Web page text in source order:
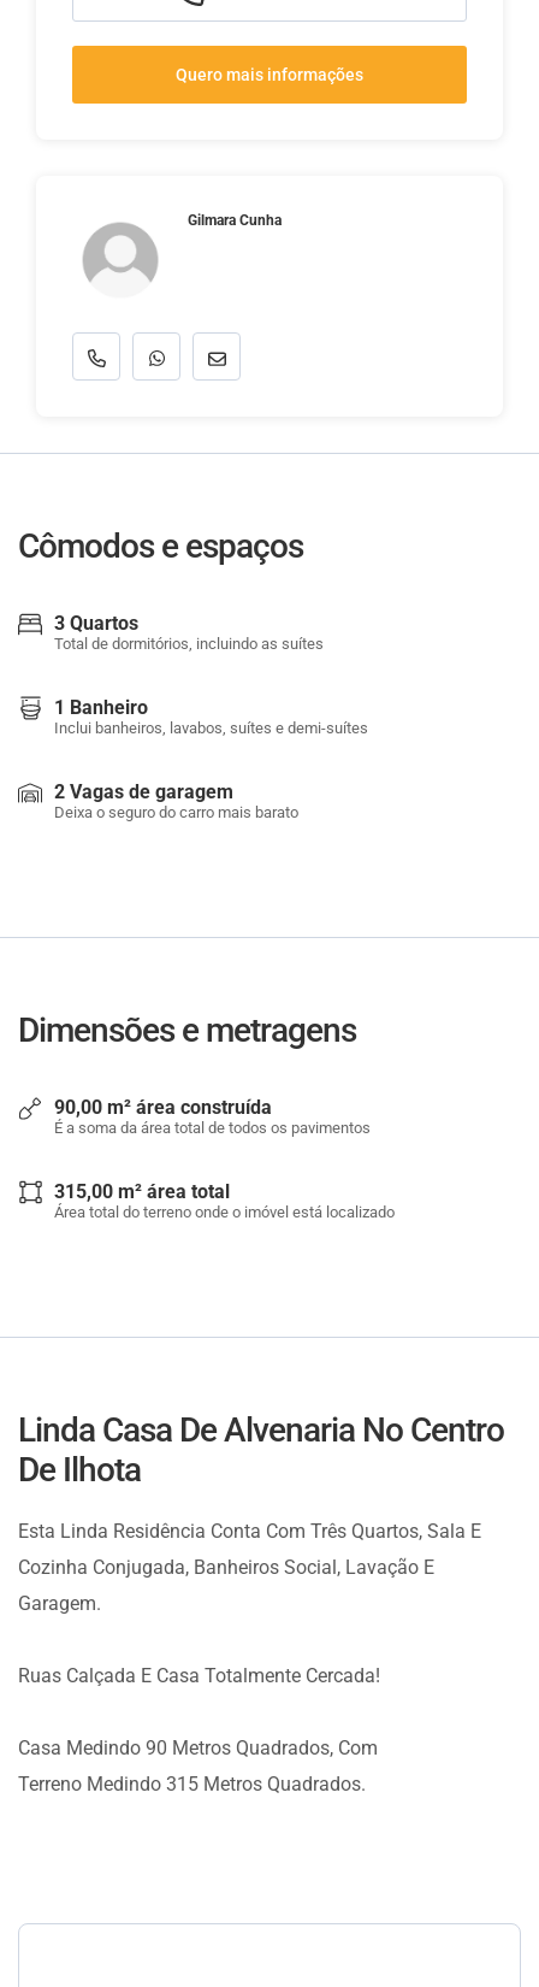
Quero mais informações
Gilmara Cunha
Cômodos e espaços
3 Quartos
Total de dormitórios, incluindo as suítes
1 Banheiro
Inclui banheiros, lavabos, suítes e demi-suítes
2 Vagas de garagem
Deixa o seguro do carro mais barato
Dimensões e metragens
90,00 m² área construída
É a soma da área total de todos os pavimentos
315,00 m² área total
Área total do terreno onde o imóvel está localizado
Linda Casa De Alvenaria No Centro
De Ilhota
Esta Linda Residência Conta Com Três Quartos, Sala E
Cozinha Conjugada, Banheiros Social, Lavação E
Garagem.
Ruas Calçada E Casa Totalmente Cercada!
Casa Medindo 90 Metros Quadrados, Com
Terreno Medindo 315 Metros Quadrados.